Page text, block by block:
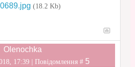
(18.2 Kb)
Olenochka
17:39 | Повідомлення # 5